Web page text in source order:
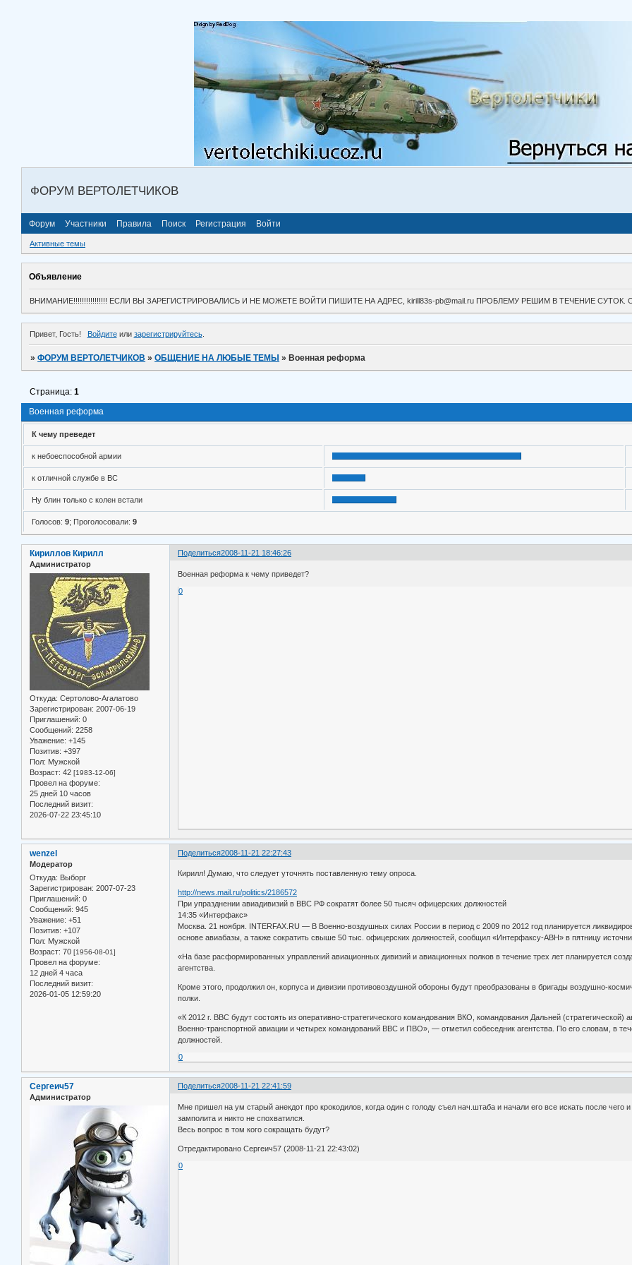
ФОРУМ ВЕРТОЛЕТЧИКОВ
Форум Участники Правила Поиск Регистрация Войти
Активные темы
Объявление
ВНИМАНИЕ!!!!!!!!!!!!!!!! ЕСЛИ ВЫ ЗАРЕГИСТРИРОВАЛИСЬ И НЕ МОЖЕТЕ ВОЙТИ ПИШИТЕ НА АДРЕС, kirill83s-pb@mail.ru ПРОБЛЕМУ РЕШИМ В ТЕЧЕНИЕ
Привет, Гость! Войдитеили зарегистрируйтесь.
»ФОРУМ ВЕРТОЛЕТЧИКОВ »ОБЩЕНИЕ НА ЛЮБЫЕ ТЕМЫ » Военная реформа
Военная реформа
Страница:1
К чему преведет
к небоеспособной армии
к отличной службе в ВС
Ну блин только с колен встали
Голосов: 9; Проголосовали: 9
Поделиться2008-11-21 18:46:26
Кириллов Кирилл
Администратор
Откуда: Сертолово-Агалатово
Зарегистрирован: 2007-06-19
Приглашений: 0
Сообщений: 2258
Уважение: +145
Позитив: +397
Пол: Мужской
Возраст: 42 [1983-12-06]
Провел на форуме:
25 дней 10 часов
Последний визит:
2026-07-22 23:45:10
Военная реформа к чему приведет?
0
Поделиться2008-11-21 22:27:43
wenzel
Модератор
Откуда: Выборг
Зарегистрирован: 2007-07-23
Приглашений: 0
Сообщений: 945
Уважение: +51
Позитив: +107
Пол: Мужской
Возраст: 70 [1956-08-01]
Провел на форуме:
12 дней 4 часа
Последний визит:
2026-01-05 12:59:20
Кирилл! Думаю, что следует уточнять поставленную тему опроса.
http://news.mail.ru/politics/2186572
При упразднении авиадивизий в ВВС РФ сократят более 50 тысяч офицерских должностей
14:35 «Интерфакс»
Москва. 21 ноября. INTERFAX.RU — В Военно-воздушных силах России в период с 2009 по 2012 год планируется
основе авиабазы, а также сократить свыше 50 тыс. офицерских должностей, сообщил «Интерфаксу-АВН» в пятницу
«На базе расформированных управлений авиационных дивизий и авиационных полков в течение трех лет планируется
агентства.
Кроме этого, продолжил он, корпуса и дивизии противовоздушной обороны будут преобразованы в бригады воздушно-
полки.
«К 2012 г. ВВС будут состоять из оперативно-стратегического командования ВКО, командования Дальней
Военно-транспортной авиации и четырех командований ВВС и ПВО», — отметил собеседник агентства. По его словам, в
должностей.
0
Поделиться2008-11-21 22:41:59
Сергеич57
Администратор
Мне пришел на ум старый анекдот про крокодилов, когда один с голоду съел нач.штаба и начали его все искать после
замполита и никто не спохватился.
Весь вопрос в том кого сокращать будут?
Отредактировано Сергеич57 (2008-11-21 22:43:02)
0